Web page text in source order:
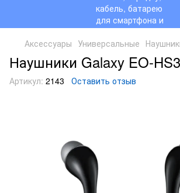
Аксессуары Универсальные
Наушники Galaxy EO-
Артикул: 2143 Оставить отзыв